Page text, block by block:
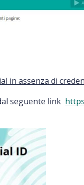
in assenza di
seguente link